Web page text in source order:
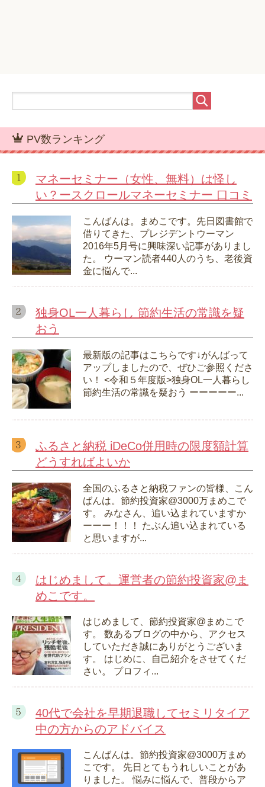
PV数ランキング
マネーセミナー（女性、無料）は怪し
い？ースクロールマネーセミナー 口コミ
こんばんは。まめこです。先日図書館で
借りてきた、プレジデントウーマン
2016年5月号に興味深い記事がありまし
た。 ウーマン読者440人のうち、老後資
金に悩んで...
独身OL一人暮らし 節約生活の常識を疑
おう
最新版の記事はこちらです↓がんばって
アップしましたので、ぜひご参照くださ
い！ <令和５年度版>独身OL一人暮らし
節約生活の常識を疑おう ーーーーー...
ふるさと納税 iDeCo併用時の限度額計算
どうすればよいか
全国のふるさと納税ファンの皆様、こん
ばんは。節約投資家@3000万まめこで
す。 みなさん、追い込まれていますか
ーーー！！！ たぶん追い込まれている
と思いますが...
はじめまして。運営者の節約投資家@ま
めこです。
はじめまして、節約投資家@まめこで
す。 数あるブログの中から、アクセス
していただき誠にありがとうございま
す。 はじめに、自己紹介をさせてくだ
さい。 プロフィ...
40代で会社を早期退職してセミリタイア
中の方からのアドバイス
こんばんは。節約投資家@3000万まめ
こです。 先日とてもうれしいことがあ
りました。 悩みに悩んで、普段からア